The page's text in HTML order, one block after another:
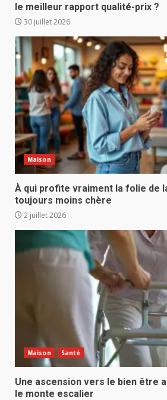
le meilleur rapport qualité-prix ?
30 juillet 2026
Maison
À qui profite vraiment la folie de
toujours moins chère
2 juillet 2026
Maison Santé
Une ascension vers le bien être
le monte escalier